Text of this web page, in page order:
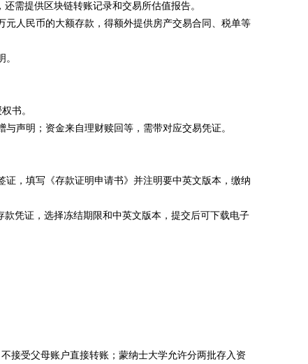
需提供区块链转账记录和交易所估值报告。
人民币的大额存款，得额外提供房产交易合同、税单等
书。
声明；资金来自理财赎回等，需带对应交易凭证。
，填写《存款证明申请书》并注明要中英文版本，缴纳
凭证，选择冻结期限和中英文版本，提交后可下载电子
接受父母账户直接转账；蒙纳士大学允许分两批存入资